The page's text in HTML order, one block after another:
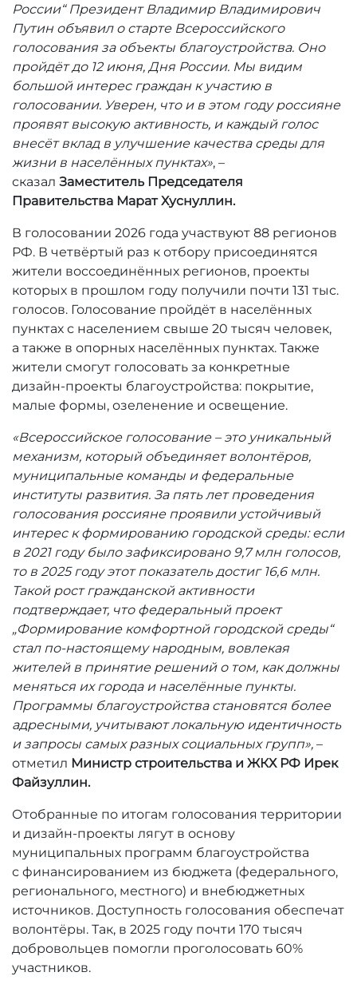
России“ Президент Владимир Владимирович
Путин объявил о старте Всероссийского
голосования за объекты благоустройства. Оно
пройдёт до 12 июня, Дня России. Мы видим
большой интерес граждан к участию в
голосовании. Уверен, что и в этом году россияне
проявят высокую активность, и каждый голос
внесёт вклад в улучшение качества среды для
жизни в населённых пунктах», –
сказал Заместитель Председателя
Правительства Марат Хуснуллин.
В голосовании 2026 года участвуют 88 регионов
РФ. В четвёртый раз к отбору присоединятся
жители воссоединённых регионов, проекты
которых в прошлом году получили почти 131 тыс.
голосов. Голосование пройдёт в населённых
пунктах с населением свыше 20 тысяч человек,
а также в опорных населённых пунктах. Также
жители смогут голосовать за конкретные
дизайн-проекты благоустройства: покрытие,
малые формы, озеленение и освещение.
«Всероссийское голосование – это уникальный
механизм, который объединяет волонтёров,
муниципальные команды и федеральные
институты развития. За пять лет проведения
голосования россияне проявили устойчивый
интерес к формированию городской среды: если
в 2021 году было зафиксировано 9,7 млн голосов,
то в 2025 году этот показатель достиг 16,6 млн.
Такой рост гражданской активности
подтверждает, что федеральный проект
„Формирование комфортной городской среды“
стал по‑настоящему народным, вовлекая
жителей в принятие решений о том, как должны
меняться их города и населённые пункты.
Программы благоустройства становятся более
адресными, учитывают локальную идентичность
и запросы самых разных социальных групп», –
отметил Министр строительства и ЖКХ РФ Ирек
Файзуллин.
Отобранные по итогам голосования территории
и дизайн-проекты лягут в основу
муниципальных программ благоустройства
с финансированием из бюджета (федерального,
регионального, местного) и внебюджетных
источников. Доступность голосования обеспечат
волонтёры. Так, в 2025 году почти 170 тысяч
добровольцев помогли проголосовать 60%
участников.